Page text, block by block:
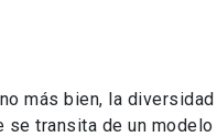
más bien, la
transita de un